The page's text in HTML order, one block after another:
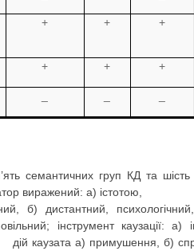
+ + +
+ + +
семантичних груп КД та
виражений: а) істотою,
б) дистантний,
інструмент каузації: а)
дій каузата а) примушення, б)